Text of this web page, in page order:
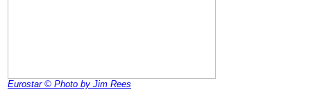
Eurostar © Photo by Jim Rees